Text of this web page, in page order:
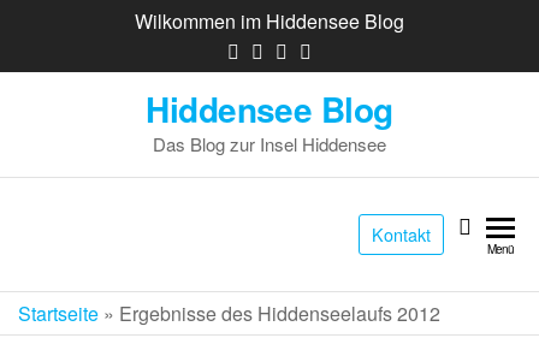
Wilkommen im Hiddensee Blog
Hiddensee Blog
Das Blog zur Insel Hiddensee
Kontakt
Menü
Startseite » Ergebnisse des Hiddenseelaufs 2012